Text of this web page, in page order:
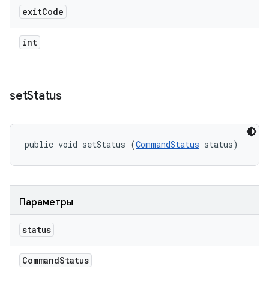
exitCode
int
setStatus
public void setStatus (CommandStatus status)
Параметры
status
CommandStatus